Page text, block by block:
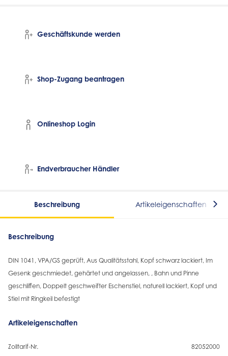
Beschreibung Artikeleigenschaften
Beschreibung
DIN 1041, VPA/GS geprüft, Aus Qualitätsstahl, Kopf schwarz lackiert, Im
Gesenk geschmiedet, gehärtet und angelassen, , Bahn und Pinne
geschliffen, Doppelt geschweifter Eschenstiel, naturell lackiert, Kopf und
Stiel mit Ringkeil befestigt
Artikeleigenschaften
Zolltarif-Nr.
82052000
Geschäftskunde werden
Shop-Zugang beantragen
Onlineshop Login
Endverbraucher Händler